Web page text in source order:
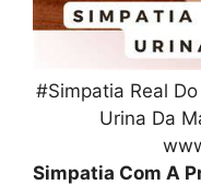
#Simpatia Real
Urina Da
Simpatia Com A